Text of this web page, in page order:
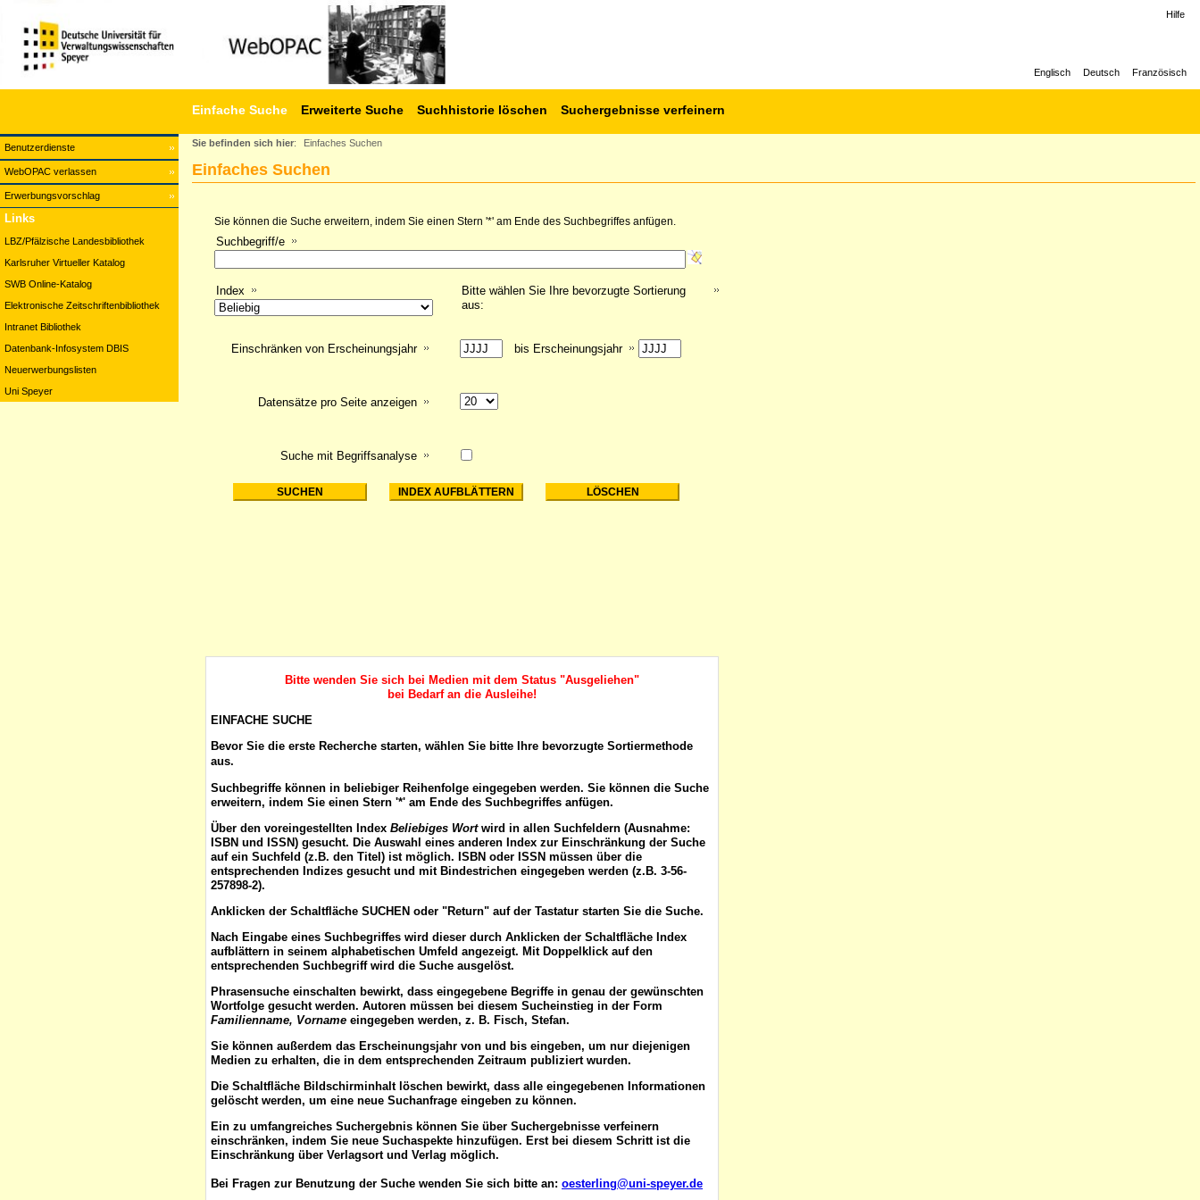
Benutzerdienste
WebOPAC verlassen
Erwerbungsvorschlag
Einfache Suche Erweiterte Suche Suchhistorie löschen Suchergebnisse verfeinern
Hilfe
Englisch Deutsch Französisch
Links
LBZ/Pfälzische Landesbibliothek
Karlsruher Virtueller Katalog
SWB Online-Katalog
Elektronische Zeitschriftenbibliothek
Intranet Bibliothek
Datenbank-Infosystem DBIS
Neuerwerbungslisten
Uni Speyer
Sie befinden sich hier: Einfaches Suchen
Einfaches Suchen
Sie können die Suche erweitern, indem Sie einen Stern '*' am Ende des Suchbegriffes anfügen.
Suchbegriff/e
Index
Bitte wählen Sie Ihre bevorzugte Sortierung
aus:
Suche mit Begriffsanalyse
Einschränken von Erscheinungsjahr bis Erscheinungsjahr
Datensätze pro Seite anzeigen
Bitte wenden Sie sich bei Medien mit dem Status "Ausgeliehen"
bei Bedarf an die Ausleihe!
EINFACHE SUCHE
Bevor Sie die erste Recherche starten, wählen Sie bitte Ihre bevorzugte Sortiermethode
aus.
Suchbegriffe können in beliebiger Reihenfolge eingegeben werden. Sie können die Suche
erweitern, indem Sie einen Stern '*' am Ende des Suchbegriffes anfügen.
Über den voreingestellten Index Beliebiges Wort wird in allen Suchfeldern (Ausnahme:
ISBN und ISSN) gesucht. Die Auswahl eines anderen Index zur Einschränkung der Suche
auf ein Suchfeld (z.B. den Titel) ist möglich. ISBN oder ISSN müssen über die
entsprechenden Indizes gesucht und mit Bindestrichen eingegeben werden (z.B. 3-56-
257898-2).
Anklicken der Schaltfläche SUCHEN oder "Return" auf der Tastatur starten Sie die Suche.
Nach Eingabe eines Suchbegriffes wird dieser durch Anklicken der Schaltfläche Index
aufblättern in seinem alphabetischen Umfeld angezeigt. Mit Doppelklick auf den
entsprechenden Suchbegriff wird die Suche ausgelöst.
Phrasensuche einschalten bewirkt, dass eingegebene Begriffe in genau der gewünschten
Wortfolge gesucht werden. Autoren müssen bei diesem Sucheinstieg in der Form
Familienname, Vorname eingegeben werden, z. B. Fisch, Stefan.
Sie können außerdem das Erscheinungsjahr von und bis eingeben, um nur diejenigen
Medien zu erhalten, die in dem entsprechenden Zeitraum publiziert wurden.
Die Schaltfläche Bildschirminhalt löschen bewirkt, dass alle eingegebenen Informationen
gelöscht werden, um eine neue Suchanfrage eingeben zu können.
Ein zu umfangreiches Suchergebnis können Sie über Suchergebnisse verfeinern
einschränken, indem Sie neue Suchaspekte hinzufügen. Erst bei diesem Schritt ist die
Einschränkung über Verlagsort und Verlag möglich.
Bei Fragen zur Benutzung der Suche wenden Sie sich bitte an: oesterling@uni-speyer.de